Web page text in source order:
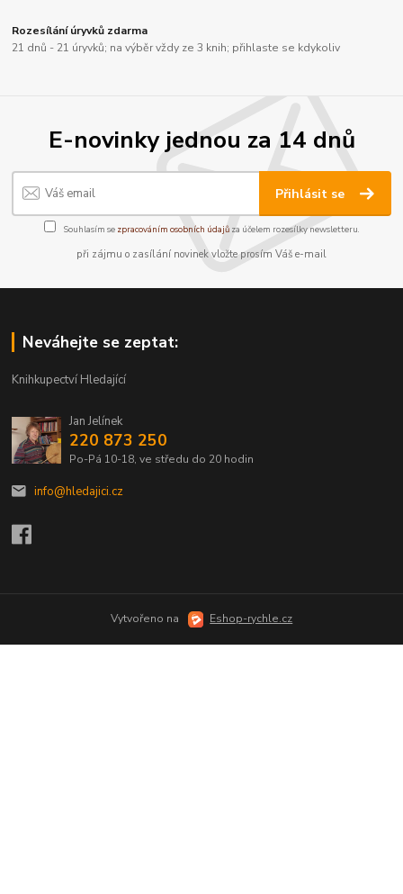
Rozesílání úryvků zdarma
21 dnů - 21 úryvků; na výběr vždy ze 3 knih; přihlaste se kdykoliv
E-novinky jednou za 14 dnů
Přihlásit se
Souhlasím se zpracováním osobních údajůza účelem rozesílky newsletteru.
při zájmu o zasílání novinek vložte prosím Váš e-mail
Neváhejte se zeptat:
Knihkupectví Hledající
Jan Jelínek
220 873 250
Po-Pá 10-18, ve středu do 20 hodin
info@hledajici.cz
Vytvořeno na Eshop-rychle.cz